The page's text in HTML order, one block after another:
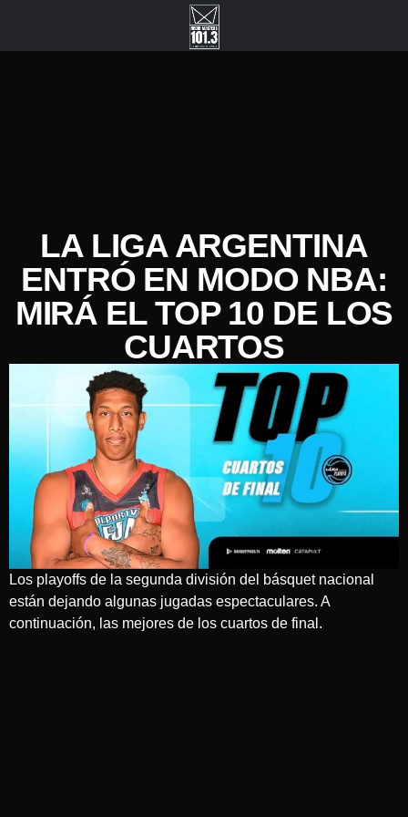
LA LIGA ARGENTINA
ENTRÓ EN MODO NBA:
MIRÁ EL TOP 10 DE LOS
CUARTOS
Los playoffs de la segunda división del básquet nacional
están dejando algunas jugadas espectaculares. A
continuación, las mejores de los cuartos de final.